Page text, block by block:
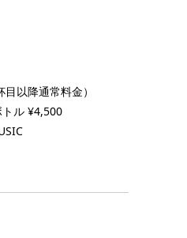
以降通常料金）
ル ¥4,500